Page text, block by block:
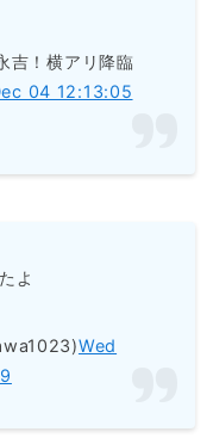
吉！横アリ降臨
04 12:13:05
よ
Wed